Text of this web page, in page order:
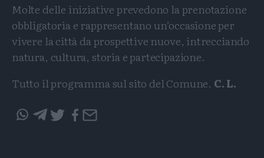
Molte delle iniziative prevedono la prenotazione
obbligatoria e rappresentano un’occasione per
vivere la città da prospettive nuove, intrecciando
natura, cultura, storia e partecipazione.
Tutto il programma sul sito del Comune. C. L.